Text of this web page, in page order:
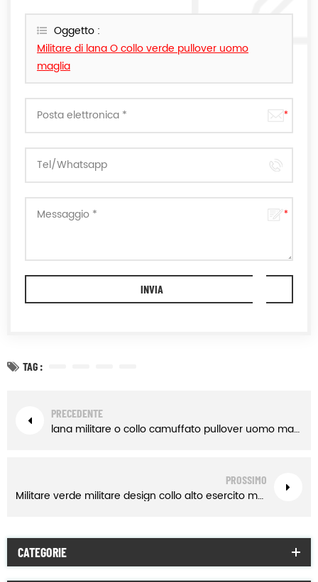
Oggetto :
Militare di lana O collo verde pullover uomo
maglia
TAG :
PRECEDENTE
lana militare o collo camuffato pullover uomo maglione
PROSSIMO
Militare verde militare design collo alto esercito maglione di lana
CATEGORIE